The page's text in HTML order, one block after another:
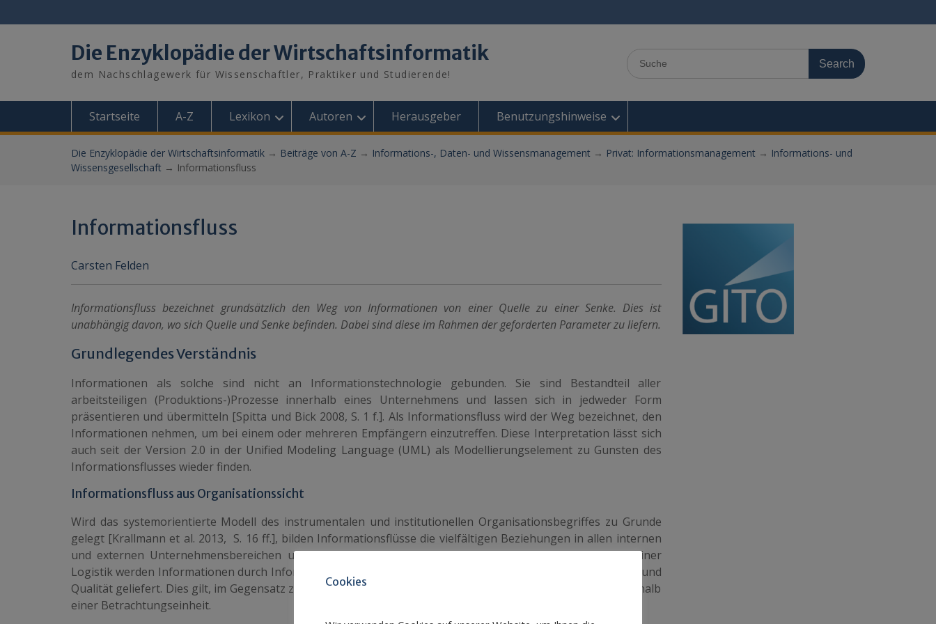
to
Die Enzyklopädie der Wirtschaftsinformatik
dem Nachschlagewerk für Wissenschaftler, Praktiker und Studierende!
Search
for:
Startseite A-Z Lexikon Autoren Herausgeber Benutzungshinweise
Die Enzyklopädie der Wirtschaftsinformatik → Beiträge von A-Z → Informations-, Daten- und Wissensmanagement → Privat: Informationsmanagement → Informations- und
Wissensgesellschaft → Informationsfluss
Informationsfluss
Carsten Felden
Informationsfluss bezeichnet grundsätzlich den Weg von Informationen von einer Quelle zu einer Senke. Dies ist
unabhängig davon, wo sich Quelle und Senke befinden. Dabei sind diese im Rahmen der geforderten Parameter zu liefern.
Grundlegendes Verständnis
Informationen als solche sind nicht an Informationstechnologie gebunden. Sie sind Bestandteil aller
arbeitsteiligen (Produktions-)Prozesse innerhalb eines Unternehmens und lassen sich in jedweder Form
präsentieren und übermitteln [Spitta und Bick 2008, S. 1 f.]. Als Informationsfluss wird der Weg bezeichnet, den
Informationen nehmen, um bei einem oder mehreren Empfängern einzutreffen. Diese Interpretation lässt sich
auch seit der Version 2.0 in der Unified Modeling Language (UML) als Modellierungselement zu Gunsten des
Informationsflusses wieder finden.
Informationsfluss aus Organisationssicht
Wird das systemorientierte Modell des instrumentalen und institutionellen Organisationsbegriffes zu Grunde
gelegt [Krallmann et al. 2013, S. 16 ff.], bilden Informationsflüsse die vielfältigen Beziehungen in allen internen
und externen Unternehmensbereichen und zwischen ihnen ab [Spitta und Bick 2008, S. 4]. Im Sinne einer
Logistik werden Informationen durch Informationsflüsse zur richtigen Zeit, am richtigen Ort, in richtiger Art und
Qualität geliefert. Dies gilt, im Gegensatz zur Informationslogistik [Dinter und Winter, 2008, S. 3], auch innerhalb
einer Betrachtungseinheit.
Cookies